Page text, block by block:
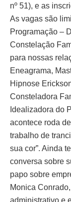
nº 51), e as
As vagas são
Programação –
Constelação
para nossas
Eneagrama,
Hipnose
Consteladora
Idealizadora do
acontece roda
trabalho de
sua cor”. Ainda
conversa sobre
papo sobre
Monica
administrativo e